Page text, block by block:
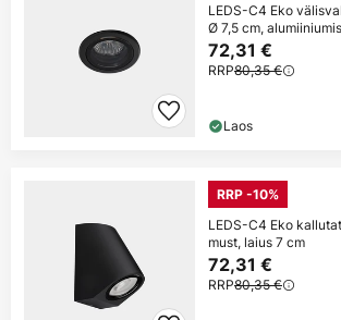
LEDS-C4 Eko
Ø 7,5 cm,
72,31 €
RRP80,35 €
Laos
RRP -10%
LEDS-C4 Eko
must, laius 7 cm
72,31 €
RRP80,35 €